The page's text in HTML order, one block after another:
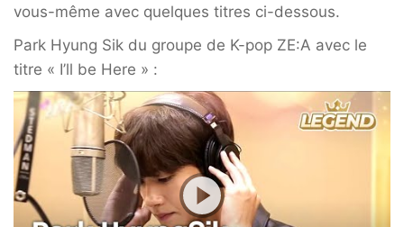
vous-même avec quelques titres ci-dessous.
Park Hyung Sik du groupe de K-pop ZE:A avec le
titre « I’ll be Here » :